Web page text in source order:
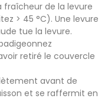
fraîcheur de la levure
> 45 °C). Une levure
tue la levure.
retiré le couvercle
avant de
et se raffermit en